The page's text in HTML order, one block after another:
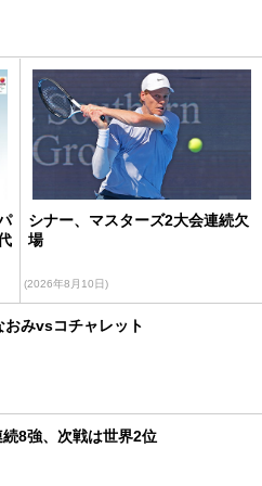
シナー、マスターズ2大会連続欠
場
(2026年8月10日)
おみvsコチャレット
8強、次戦は世界2位